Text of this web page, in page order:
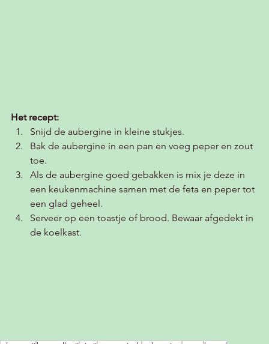
Het recept:
Snijd de aubergine in kleine stukjes.
Bak de aubergine in een pan en voeg peper en zout
toe.
Als de aubergine goed gebakken is mix je deze in
een keukenmachine samen met de feta en peper tot
een glad geheel.
Serveer op een toastje of brood. Bewaar afgedekt in
de koelkast.